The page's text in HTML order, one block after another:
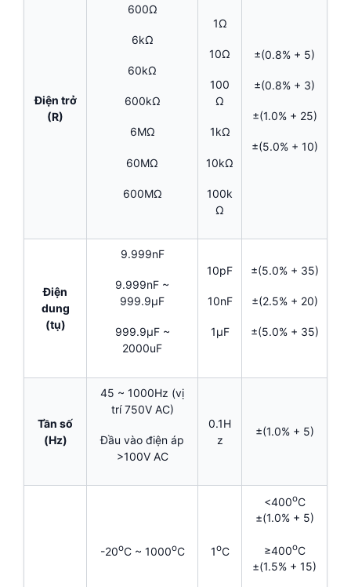
Điện trở
(R)
600Ω
6kΩ
60kΩ
600kΩ
6MΩ
60MΩ
600MΩ
1Ω
10Ω
100
Ω
1kΩ
10kΩ
100k
Ω
±(0.8% + 5)
±(0.8% + 3)
±(1.0% + 25)
±(5.0% + 10)
Điện
dung
(tụ)
9.999nF
9.999nF ~
999.9µF
999.9µF ~
2000uF
10pF
10nF
1µF
±(5.0% + 35)
±(2.5% + 20)
±(5.0% + 35)
Tần số
(Hz)
45 ~ 1000Hz (vị
trí 750V AC)
Đầu vào điện áp
>100V AC
0.1H
z
±(1.0% + 5)
-20oC ~ 1000oC 1oC
<400oC
±(1.0% + 5)
≥400oC
±(1.5% + 15)